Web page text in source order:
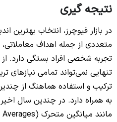
نتیجه گیری
در بازار فیوچرز، انتخاب بهترین
متعددی از جمله اهداف معاملاتی،
تجربه شخصی افراد بستگی دارد.
تنهایی نمی‌تواند تمامی نیازهای
ترکیب و استفاده هماهنگ از
به همراه دارد. در چندین سال